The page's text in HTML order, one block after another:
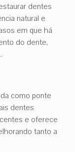
dentes
natural e
em que há
do dente,
como ponte
dentes
e oferece
tanto a